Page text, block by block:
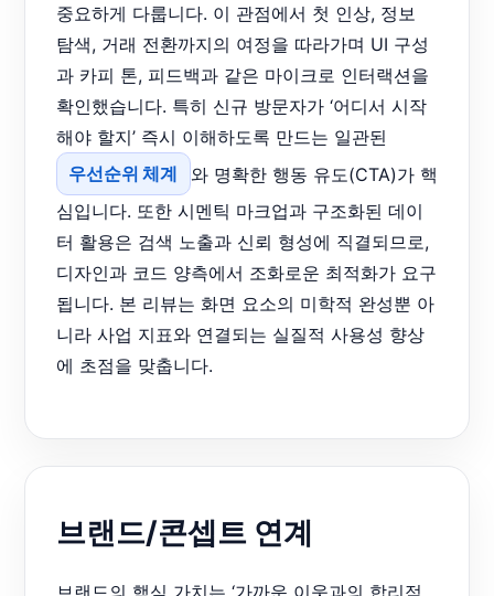
중요하게 다룹니다. 이 관점에서 첫 인상, 정보
탐색, 거래 전환까지의 여정을 따라가며 UI 구성
과 카피 톤, 피드백과 같은 마이크로 인터랙션을
확인했습니다. 특히 신규 방문자가 ‘어디서 시작
해야 할지’ 즉시 이해하도록 만드는 일관된
우선순위 체계
와 명확한 행동 유도(CTA)가 핵
심입니다. 또한 시멘틱 마크업과 구조화된 데이
터 활용은 검색 노출과 신뢰 형성에 직결되므로,
디자인과 코드 양측에서 조화로운 최적화가 요구
됩니다. 본 리뷰는 화면 요소의 미학적 완성뿐 아
니라 사업 지표와 연결되는 실질적 사용성 향상
에 초점을 맞춥니다.
브랜드/콘셉트 연계